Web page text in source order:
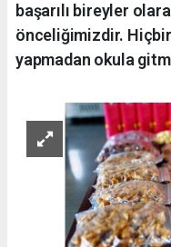
başarılı bireyler
önceliğimizdir. Hiçbir
yapmadan okula